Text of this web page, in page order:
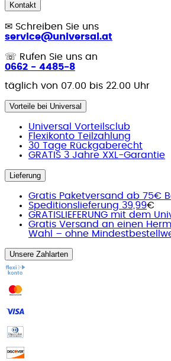
Kontakt
✉ Schreiben Sie uns
service@universal.at
☏ Rufen Sie uns an
0662 - 4485-8
täglich von 07.00 bis 22.00 Uhr
Vorteile bei Universal
Universal Vorteilsclub
Flexikonto Teilzahlung
30 Tage Rückgaberecht
GRATIS 3 Jahre XXL-Garantie
Lieferung
Gratis Paketversand ab 75€
Speditionslieferung 39,99€
GRATISLIEFERUNG mit dem
Gratis Versand an einen
Wahl – ohne
Unsere Zahlarten